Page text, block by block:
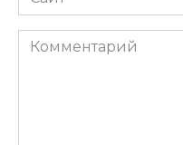
Комментарий